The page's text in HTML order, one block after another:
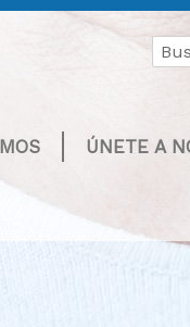
Buscar
por:
ÚNETE A